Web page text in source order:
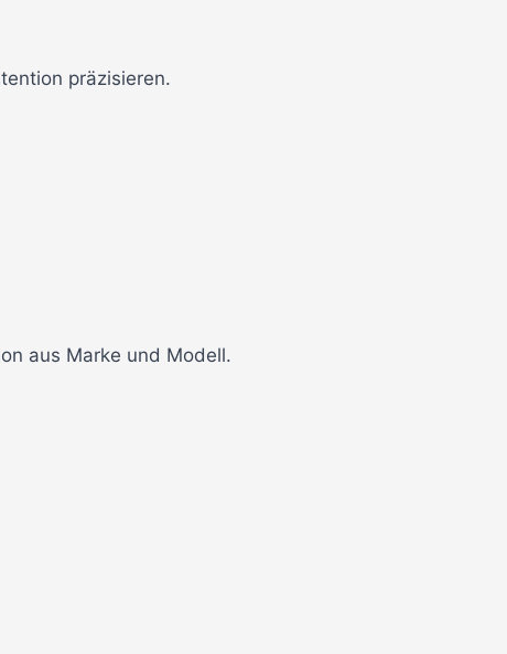
präzisieren.
aus Marke und Modell.